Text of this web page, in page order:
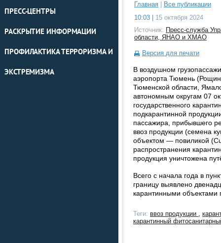
ПРЕСС-ЦЕНТРЫ
РАСКРЫТИЕ ИНФОРМАЦИИ
ПРОФИЛАКТИКА ТЕРРОРИЗМА И
ЭКСТРЕМИЗМА
Главная
Все публикации
10:03 |
15 октября 2024
Источник: Пресс-служба
области, ЯНАО и ХМАО
Версия для печати
В воздушном
аэропорта Тюмень
Тюменской области,
автономным округам 07
государственного
подкарантинной
пассажира, прибывшего
ввоз продукции (семена
объектом — повиликой
распространения
продукция уничтожена
Всего с начала года в
границу выявлено
карантинными объектами
Теги: ввоз продукции ,
карантинный